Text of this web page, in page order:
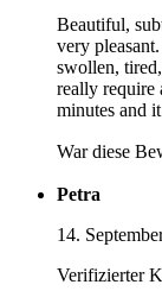
Beautiful,
very
swollen,
really require
minutes and
War diese
Petra
14.
Verifizierter